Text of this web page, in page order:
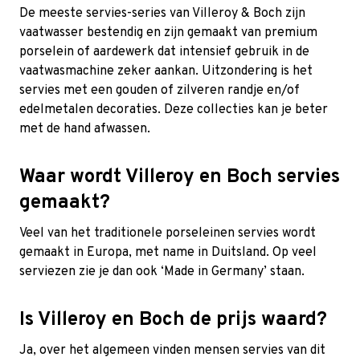
De meeste servies-series van Villeroy & Boch zijn
vaatwasser bestendig en zijn gemaakt van premium
porselein of aardewerk dat intensief gebruik in de
vaatwasmachine zeker aankan. Uitzondering is het
servies met een gouden of zilveren randje en/of
edelmetalen decoraties. Deze collecties kan je beter
met de hand afwassen.
Waar wordt Villeroy en Boch servies
gemaakt?
Veel van het traditionele porseleinen servies wordt
gemaakt in Europa, met name in Duitsland. Op veel
serviezen zie je dan ook ‘Made in Germany’ staan.
Is Villeroy en Boch de prijs waard?
Ja, over het algemeen vinden mensen servies van dit